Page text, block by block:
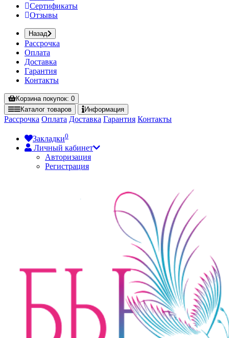
Сертификаты
Отзывы
Назад
Рассрочка
Оплата
Доставка
Гарантия
Контакты
Корзинапокупок: 0
Каталог товаров Информация
Рассрочка Оплата Доставка Гарантия Контакты
Закладки0
Личный кабинет
Авторизация
Регистрация